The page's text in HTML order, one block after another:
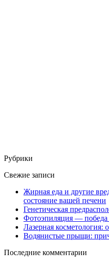
Рубрики
Свежие записи
Жирная еда и другие
состояние вашей печени
Генетическая
Фотоэпиляция —
Лазерная косметология:
Водянистые прыщи:
Последние комментарии